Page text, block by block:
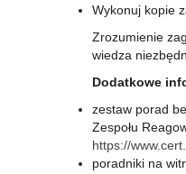
Wykonuj kopie
Zrozumienie
wiedza
Dodatkowe
zestaw porad
Zespołu
https://
poradniki na